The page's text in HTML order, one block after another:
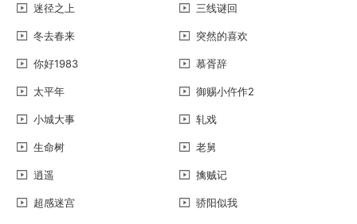
迷径之上 三线谜回
冬去春来 突然的喜欢
你好1983 慕胥辞
太平年 御赐小仵作2
小城大事 轧戏
生命树 老舅
逍遥 擒贼记
超感迷宫 骄阳似我